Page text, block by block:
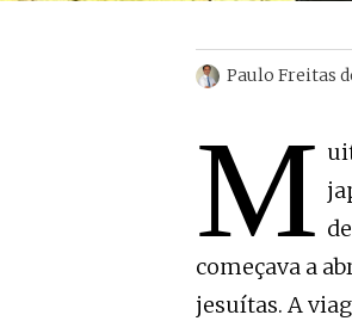
Paulo Freitas
M de
começava a
jesuítas. A